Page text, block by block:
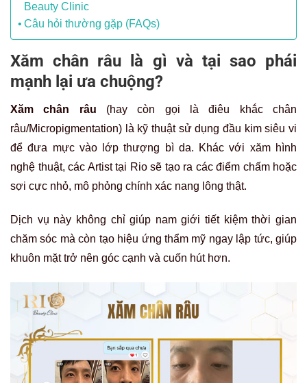
Beauty Clinic
Câu hỏi thường gặp (FAQs)
Xăm chân râu là gì và tại sao phái
mạnh lại ưa chuộng?
Xăm chân râu (hay còn gọi là điêu khắc chân
râu/Micropigmentation) là kỹ thuật sử dụng đầu kim siêu vi
để đưa mực vào lớp thượng bì da. Khác với xăm hình
nghệ thuật, các Artist tại Rio sẽ tạo ra các điểm chấm hoặc
sợi cực nhỏ, mô phỏng chính xác nang lông thật.
Dịch vụ này không chỉ giúp nam giới tiết kiệm thời gian
chăm sóc mà còn tạo hiệu ứng thẩm mỹ ngay lập tức, giúp
khuôn mặt trở nên góc cạnh và cuốn hút hơn.